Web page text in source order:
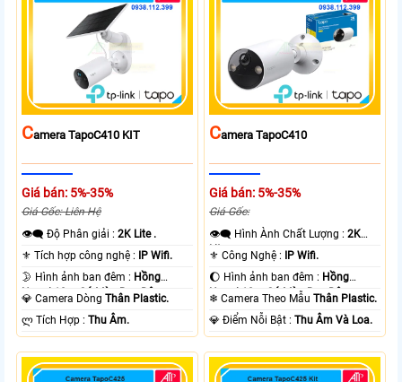
CAmera TapoC410 KIT
Giá bán: 5%-35%
Giá Gốc: Liên Hệ
👁️‍🗨 Độ Phân giải :2K Lite .
⚜️ Tích hợp công nghệ : IP Wifi.
🌛 Hình ảnh ban đêm : Hồng
Ngoại 10m Có Màu Ban Ðêm.
💎 Camera DòngThân Plastic.
️ლ Tích Hợp :Thu Âm.
CAmera TapoC410
Giá bán: 5%-35%
Giá Gốc:
👁️‍🗨 Hình Ành Chất Lượng :2K
Lite .
⚜️ Công Nghệ : IP Wifi.
🌔 Hình ảnh ban đêm : Hồng
Ngoại 10m Có Màu Ban Ðêm.
❄ Camera Theo MẫuThân Plastic.
️💎 Điểm Nỗi Bật :Thu Âm Và Loa.